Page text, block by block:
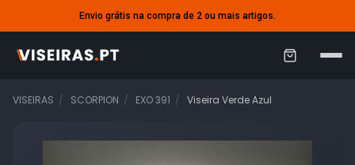
Envio grátis na compra de 2 ou mais artigos.
C
r
VISEIRAS SCORPION EXO 391 Viseira Verde Azul